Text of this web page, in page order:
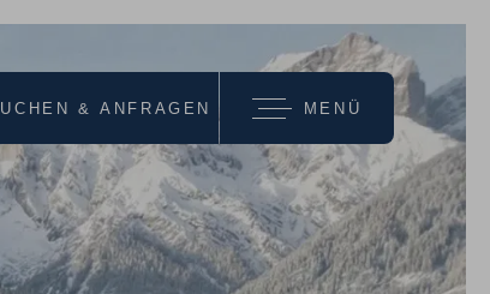
MENÜ
empfehlen
& ANFRAGEN